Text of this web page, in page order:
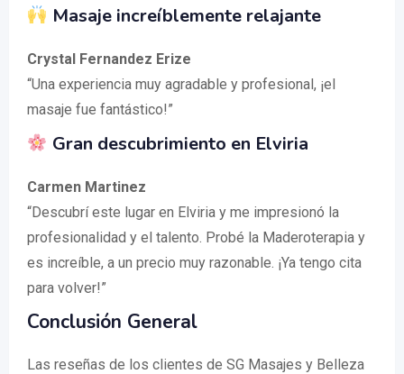
Masaje increíblemente relajante
Crystal Fernandez Erize
“Una experiencia muy agradable y profesional, ¡el
masaje fue fantástico!”
Gran descubrimiento en Elviria
Carmen Martinez
“Descubrí este lugar en Elviria y me impresionó la
profesionalidad y el talento. Probé la Maderoterapia y
es increíble, a un precio muy razonable. ¡Ya tengo cita
para volver!”
Conclusión General
Las reseñas de los clientes de SG Masajes y Belleza